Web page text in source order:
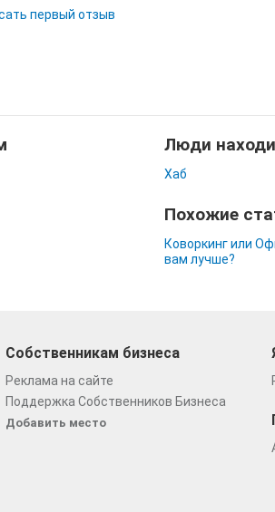
первый отзыв
Люди
Хаб
Похожие
Коворкинг или
вам лучше?
Собственникам бизнеса
Реклама на сайте
Поддержка Собственников Бизнеса
Добавить место